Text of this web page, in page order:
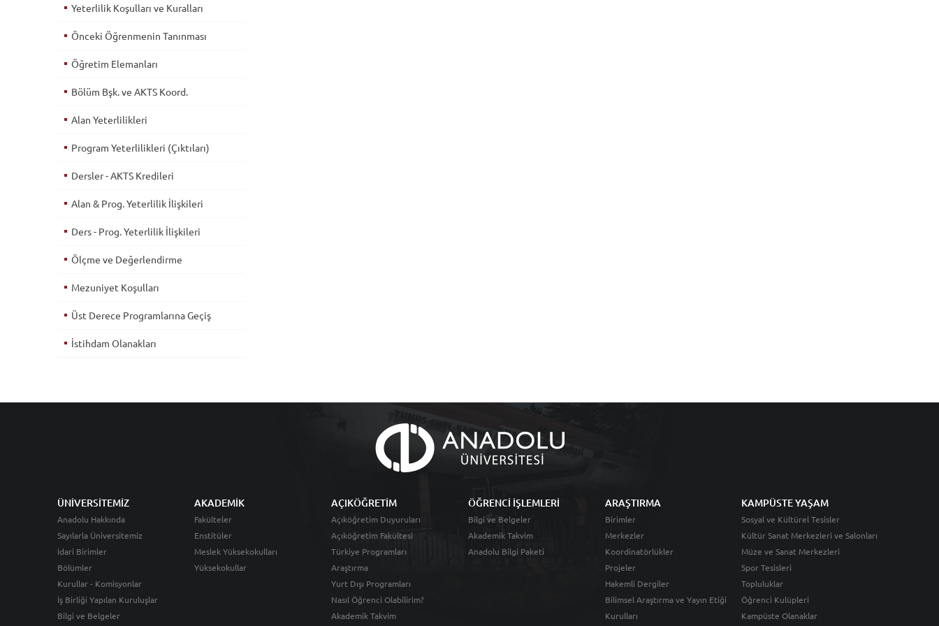
Yeterlilik Koşulları ve Kuralları
Önceki Öğrenmenin Tanınması
Öğretim Elemanları
Bölüm Bşk. ve AKTS Koord.
Alan Yeterlilikleri
Program Yeterlilikleri (Çıktıları)
Dersler - AKTS Kredileri
Alan & Prog. Yeterlilik İlişkileri
Ders - Prog. Yeterlilik İlişkileri
Ölçme ve Değerlendirme
Mezuniyet Koşulları
Üst Derece Programlarına Geçiş
İstihdam Olanakları
ÜNİVERSİTEMİZ
Anadolu Hakkında
Sayılarla Üniversitemiz
İdari Birimler
Bölümler
Kurullar - Komisyonlar
İş Birliği Yapılan Kuruluşlar
Bilgi ve Belgeler
AKADEMİK
Fakülteler
Enstitüler
Meslek Yüksekokulları
Yüksekokullar
AÇIKÖĞRETİM
Açıköğretim Duyuruları
Açıköğretim Fakültesi
Türkiye Programları
Araştırma
Yurt Dışı Programları
Nasıl Öğrenci Olabilirim?
Akademik Takvim
ÖĞRENCİ İŞLEMLERİ
Bilgi ve Belgeler
Akademik Takvim
Anadolu Bilgi Paketi
ARAŞTIRMA
Birimler
Merkezler
Koordinatörlükler
Projeler
Hakemli Dergiler
Bilimsel Araştırma ve Yayın Etiği
Kurulları
KAMPÜSTE YAŞAM
Sosyal ve Kültürel Tesisler
Kültür Sanat Merkezleri ve Salonları
Müze ve Sanat Merkezleri
Spor Tesisleri
Topluluklar
Öğrenci Kulüpleri
Kampüste Olanaklar